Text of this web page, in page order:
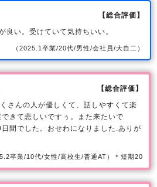
【総合評価】
良い。受けていて気持ちいい。
（2025.1卒業/20代/男性/会社員/大自二）
【総合評価】
さんの人が優しくて、話しやすくて楽
きて悲しいですぅ。また来たいで
間でした。おせわになりました.ありが
卒業/10代/女性/高校生/普通AT）＊短期20